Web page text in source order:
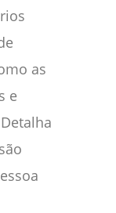
as
e